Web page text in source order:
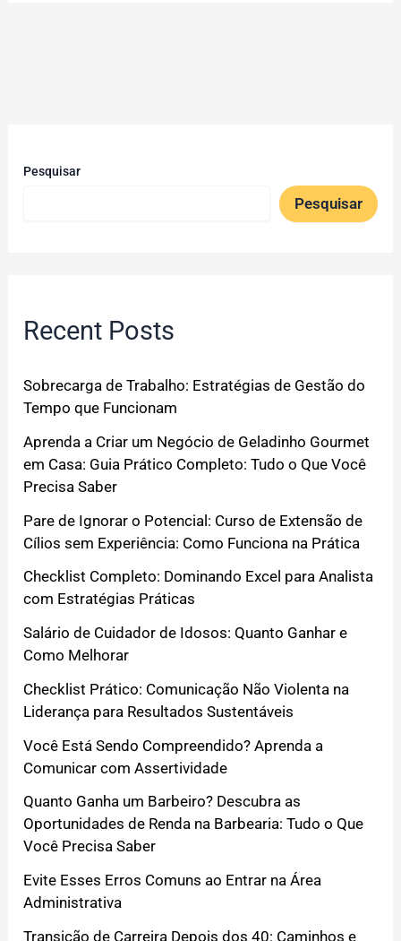
Pesquisar
Pesquisar
Recent Posts
Sobrecarga de Trabalho: Estratégias de Gestão do
Tempo que Funcionam
Aprenda a Criar um Negócio de Geladinho Gourmet
em Casa: Guia Prático Completo: Tudo o Que Você
Precisa Saber
Pare de Ignorar o Potencial: Curso de Extensão de
Cílios sem Experiência: Como Funciona na Prática
Checklist Completo: Dominando Excel para Analista
com Estratégias Práticas
Salário de Cuidador de Idosos: Quanto Ganhar e
Como Melhorar
Checklist Prático: Comunicação Não Violenta na
Liderança para Resultados Sustentáveis
Você Está Sendo Compreendido? Aprenda a
Comunicar com Assertividade
Quanto Ganha um Barbeiro? Descubra as
Oportunidades de Renda na Barbearia: Tudo o Que
Você Precisa Saber
Evite Esses Erros Comuns ao Entrar na Área
Administrativa
Transição de Carreira Depois dos 40: Caminhos e